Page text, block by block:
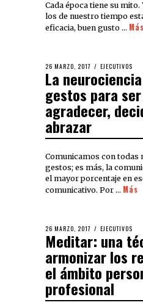
Cada época tiene su
los de nuestro tiempo
eficacia, buen gusto … Más
26 MARZO, 2017 EJECUTIVOS
La
gestos para
agradecer,
abrazar
Comunicamos con todas
gestos; es más, la
el mayor porcentaje en
comunicativo. Por … Más
26 MARZO, 2017 EJECUTIVOS
Meditar: una
armonizar los
el ámbito
profesional